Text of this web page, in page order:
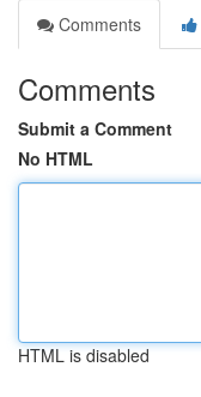
Comments
Comments
Submit a Comment
No HTML
HTML is disabled